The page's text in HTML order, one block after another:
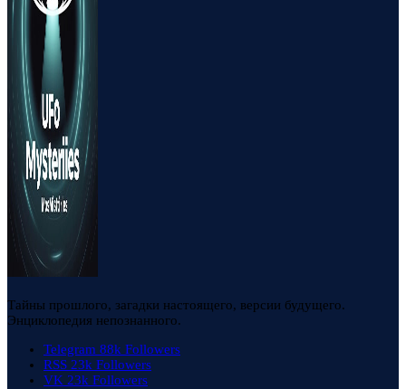
Тайны прошлого, загадки настоящего, версии будущего.
Энциклопедия непознанного.
Telegram 88k Followers
RSS 23k Followers
VK 23k Followers